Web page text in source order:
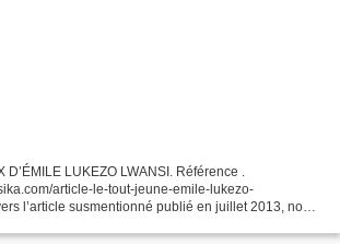
D’ÉMILE LUKEZO LWANSI. Référence .
article-le-tout-jeune-emile-lukezo-
l’article susmentionné publié en juillet 2013, nous